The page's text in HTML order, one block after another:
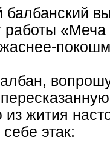
балбанский
работы
жития
этак: